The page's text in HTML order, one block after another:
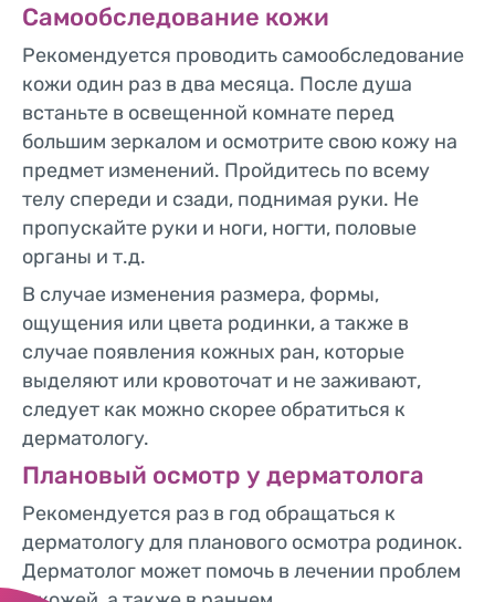
Самообследование кожи
Рекомендуется проводить самообследование
кожи один раз в два месяца. После душа
встаньте в освещенной комнате перед
большим зеркалом и осмотрите свою кожу на
предмет изменений. Пройдитесь по всему
телу спереди и сзади, поднимая руки. Не
пропускайте руки и ноги, ногти, половые
органы и т.д.
В случае изменения размера, формы,
ощущения или цвета родинки, а также в
случае появления кожных ран, которые
выделяют или кровоточат и не заживают,
следует как можно скорее обратиться к
дерматологу.
Плановый осмотр у дерматолога
Рекомендуется раз в год обращаться к
дерматологу для планового осмотра родинок.
Дерматолог может помочь в лечении проблем